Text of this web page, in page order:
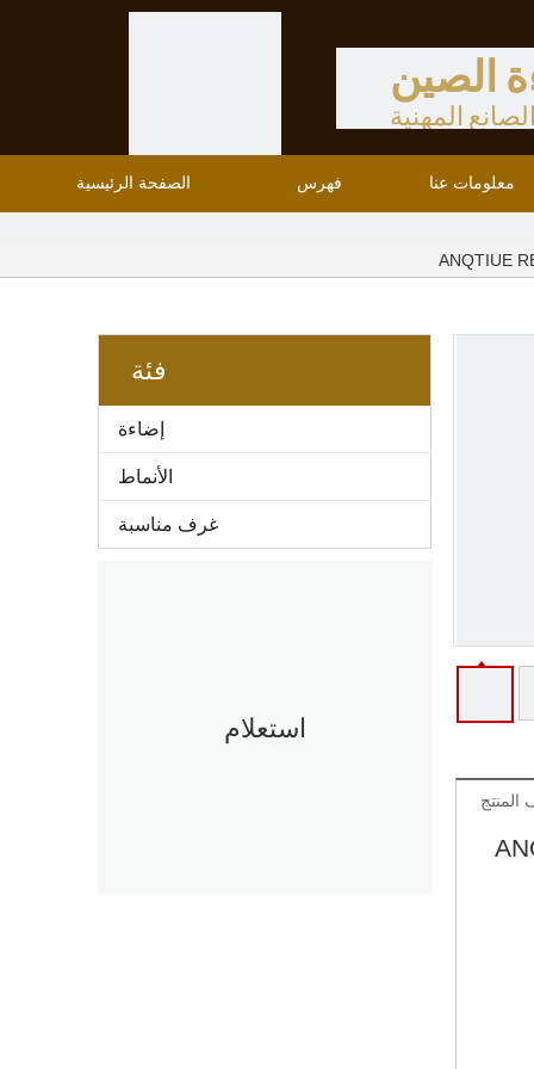
الصين
الصانع المهنية
معلومات عنا فهرس الصفحة الرئيسية
ANQTIUE
فئة
إضاءة
الأنماط
غرف مناسبة
استعلام